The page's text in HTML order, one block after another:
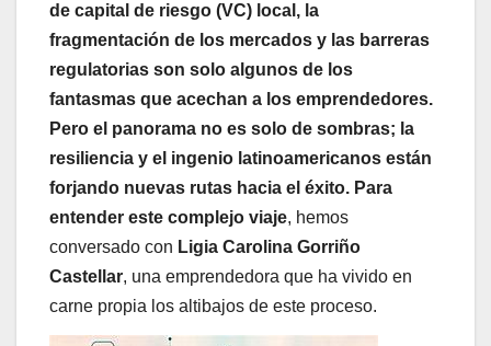
de capital de riesgo (VC) local, la
fragmentación de los mercados y las barreras
regulatorias son solo algunos de los
fantasmas que acechan a los emprendedores.
Pero el panorama no es solo de sombras; la
resiliencia y el ingenio latinoamericanos están
forjando nuevas rutas hacia el éxito. Para
entender este complejo viaje, hemos
conversado con Ligia Carolina Gorriño
Castellar, una emprendedora que ha vivido en
carne propia los altibajos de este proceso.